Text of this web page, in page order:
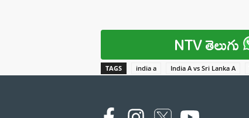
NTV తెలుగు
TAGS india a India A vs Sri Lanka A